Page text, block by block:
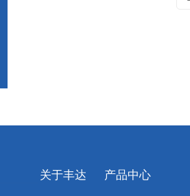
关于丰达 产品中心